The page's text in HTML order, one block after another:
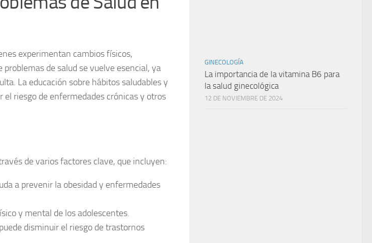
experimentan cambios físicos,
de salud se vuelve esencial, ya
La educación sobre hábitos saludables y
riesgo de enfermedades crónicas y otros
de varios factores clave, que incluyen:
a prevenir la obesidad y enfermedades
y mental de los adolescentes.
disminuir el riesgo de trastornos
GINECOLOGÍA
La importancia de la vitamina B6 para
la salud ginecológica
12 DE NOVIEMBRE DE 2024